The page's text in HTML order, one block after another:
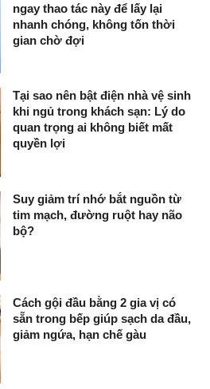
ngay thao tác này để lấy lại
nhanh chóng, không tốn thời
gian chờ đợi
Tại sao nên bật điện nhà vệ sinh
khi ngủ trong khách sạn: Lý do
quan trọng ai không biết mất
quyền lợi
Suy giảm trí nhớ bắt nguồn từ
tim mạch, đường ruột hay não
bộ?
Cách gội đầu bằng 2 gia vị có
sẵn trong bếp giúp sạch da đầu,
giảm ngứa, hạn chế gàu